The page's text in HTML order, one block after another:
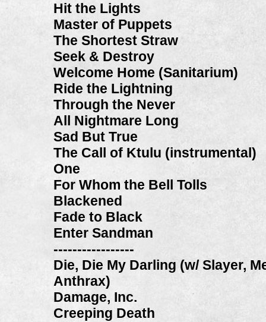
Hit the Lights
Master of Puppets
The Shortest Straw
Seek & Destroy
Welcome Home (Sanitarium)
Ride the Lightning
Through the Never
All Nightmare Long
Sad But True
The Call of Ktulu (instrumental)
One
For Whom the Bell Tolls
Blackened
Fade to Black
Enter Sandman
-----------------
Die, Die My Darling (w/ Slayer,
Anthrax)
Damage, Inc.
Creeping Death